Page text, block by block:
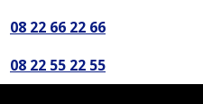
08 22 66 22 66
08 22 55 22 55